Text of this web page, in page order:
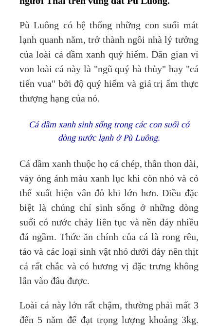
Pù Luông có hệ thống những con suối mát
lạnh quanh năm, trở thành ngôi nhà lý tưởng
của loài cá dầm xanh quý hiếm. Dân gian ví
von loài cá này là "ngũ quý hà thủy" hay "cá
tiến vua" bởi độ quý hiếm và giá trị ẩm thực
thượng hạng của nó.
Cá dầm xanh sinh sống trong các con suối có
dòng nước lạnh ở Pù Luông.
Cá dầm xanh thuộc họ cá chép, thân thon dài,
vảy óng ánh màu xanh lục khi còn nhỏ và có
thể xuất hiện vân đỏ khi lớn hơn. Điều đặc
biệt là chúng chỉ sinh sống ở những dòng
suối có nước chảy liên tục và nền đáy nhiều
đá ngầm. Thức ăn chính của cá là rong rêu,
tảo và các loại sinh vật nhỏ dưới đáy nên thịt
cá rất chắc và có hương vị đặc trưng không
lẫn vào đâu được.
Loài cá này lớn rất chậm, thường phải mất 3
đến 5 năm để đạt trọng lượng khoảng 3kg.